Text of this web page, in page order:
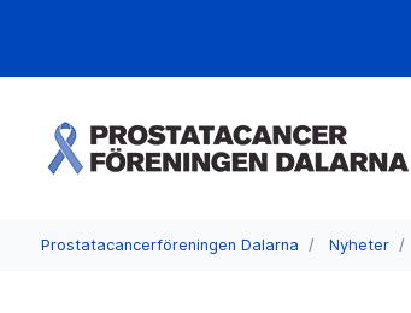
Prostatacancerföreningen Dalarna Nyheter